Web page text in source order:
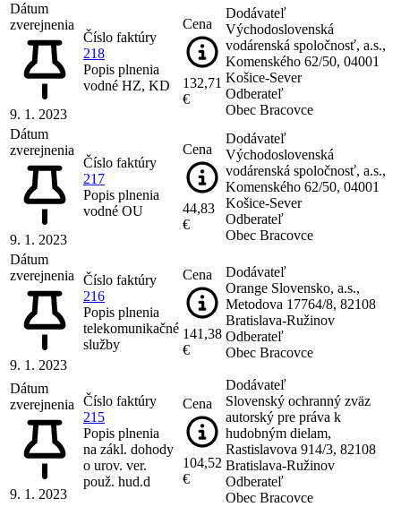
Dátum
zverejnenia
9. 1. 2023
Číslo faktúry
218
Popis plnenia
vodné HZ, KD
Cena
132,71
€
Dodávateľ
Východoslovenská
vodárenská spoločnosť, a.s.,
Komenského 62/50, 04001
Košice-Sever
Odberateľ
Obec Bracovce
Dátum
zverejnenia
9. 1. 2023
Číslo faktúry
217
Popis plnenia
vodné OU
Cena
44,83
€
Dodávateľ
Východoslovenská
vodárenská spoločnosť, a.s.,
Komenského 62/50, 04001
Košice-Sever
Odberateľ
Obec Bracovce
Dátum
zverejnenia
9. 1. 2023
Číslo faktúry
216
Popis plnenia
telekomunikačné
služby
Cena
141,38
€
Dodávateľ
Orange Slovensko, a.s.,
Metodova 17764/8, 82108
Bratislava-Ružinov
Odberateľ
Obec Bracovce
Dátum
zverejnenia
9. 1. 2023
Číslo faktúry
215
Popis plnenia
na zákl. dohody
o urov. ver.
použ. hud.d
Cena
104,52
€
Dodávateľ
Slovenský ochranný zväz
autorský pre práva k
hudobným dielam,
Rastislavova 914/3, 82108
Bratislava-Ružinov
Odberateľ
Obec Bracovce